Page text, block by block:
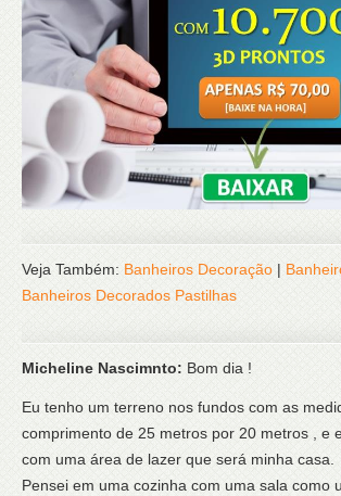
Veja Também: Banheiros Decoração |
Banheiros Decorados Pastilhas
Micheline Nascimnto: Bom dia !
Eu tenho um terreno nos fundos com as
comprimento de 25 metros por 20 metros , e
com uma área de lazer que será minha casa.
Pensei em uma cozinha com uma sala como